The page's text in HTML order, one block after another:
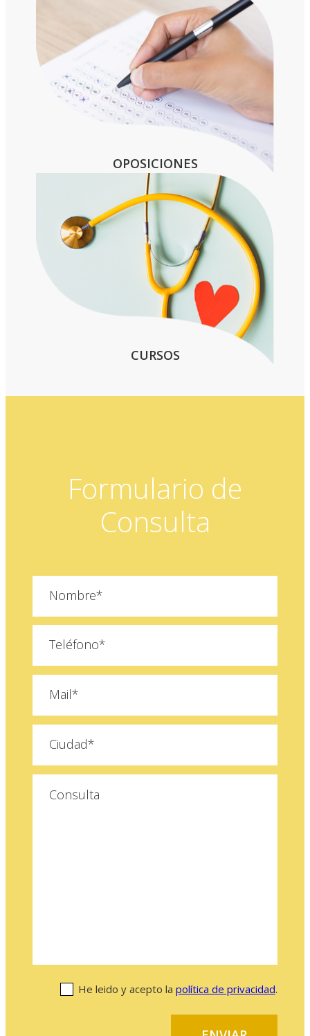
OPOSICIONES
CURSOS
Formulario de
Consulta
He leido y acepto la política de privacidad.